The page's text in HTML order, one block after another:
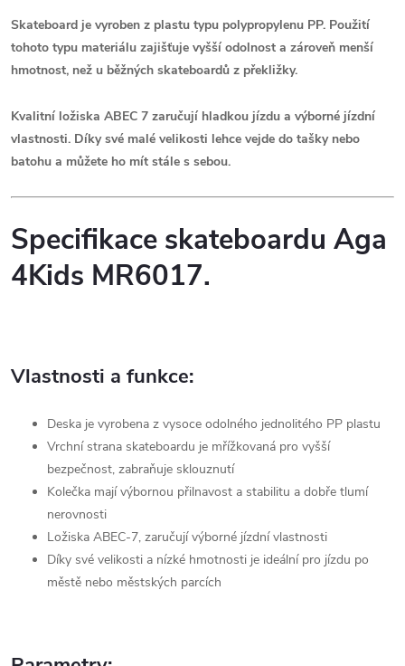
Skateboard je vyroben z plastu typu polypropylenu PP. Použití
tohoto typu materiálu zajišťuje vyšší odolnost a zároveň menší
hmotnost, než u běžných skateboardů z překližky.
Kvalitní ložiska ABEC 7 zaručují hladkou jízdu a výborné jízdní
vlastnosti. Díky své malé velikosti lehce vejde do tašky nebo
batohu a můžete ho mít stále s sebou.
Specifikace skateboardu Aga
4Kids MR6017.
Vlastnosti a funkce:
Deska je vyrobena z vysoce odolného jednolitého PP plastu
Vrchní strana skateboardu je mřížkovaná pro vyšší
bezpečnost, zabraňuje sklouznutí
Kolečka mají výbornou přilnavost a stabilitu a dobře tlumí
nerovnosti
Ložiska ABEC-7, zaručují výborné jízdní vlastnosti
Díky své velikosti a nízké hmotnosti je ideální pro jízdu po
městě nebo městských parcích